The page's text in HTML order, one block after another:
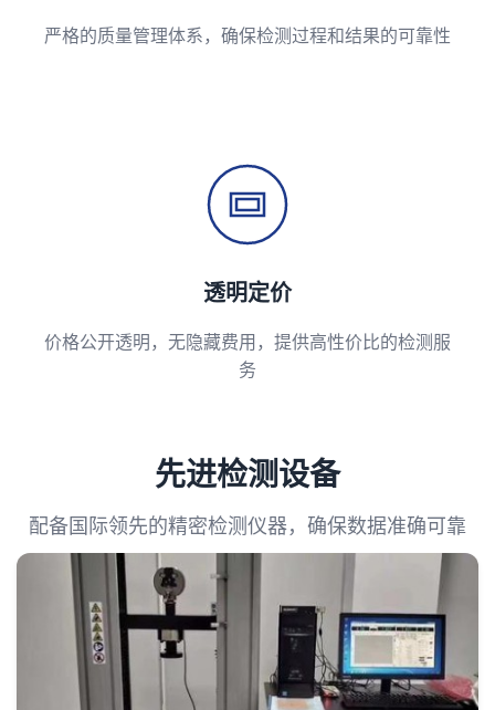
严格的质量管理体系，确保检测过程和结果的可靠性
透明定价
价格公开透明，无隐藏费用，提供高性价比的检测服
务
先进检测设备
配备国际领先的精密检测仪器，确保数据准确可靠